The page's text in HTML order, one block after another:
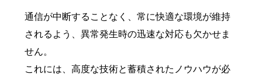
通信が中断することなく、常に快適な環境が維持
されるよう、異常発生時の迅速な対応も欠かせま
せん。
これには、高度な技術と蓄積されたノウハウが必